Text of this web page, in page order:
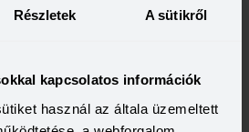
Részletek A sütikről
kapcsolatos információk
használ az általa üzemeltett